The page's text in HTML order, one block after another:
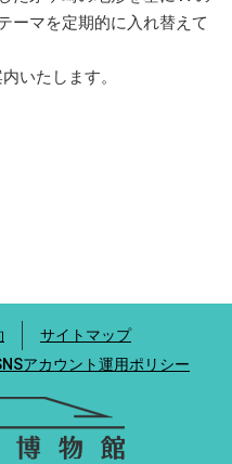
ーマを定期的に入れ替えて
いたします。
サイトマップ
アカウント運用ポリシー